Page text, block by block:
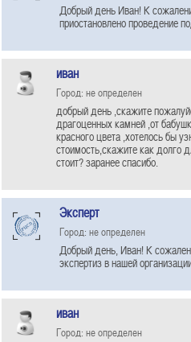
Добрый день Иван! К
приостановлено проведение
иван
Город: не определен
добрый день ,скажите
драгоценных камней ,от
красного цвета ,хотелось бы
стоимость,скажите как долго
стоит? заранее спасибо.
Эксперт
Город: не определен
Добрый день, Иван! К
экспертиз в нашей
иван
Город: не определен